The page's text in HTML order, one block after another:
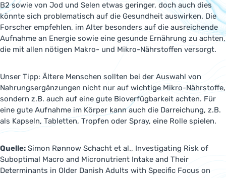
B2 sowie von Jod und Selen etwas geringer, doch auch dies
könnte sich problematisch auf die Gesundheit auswirken. Die
Forscher empfehlen, im Alter besonders auf die ausreichende
Aufnahme an Energie sowie eine gesunde Ernährung zu achten,
die mit allen nötigen Makro- und Mikro-Nährstoffen versorgt.
Unser Tipp: Ältere Menschen sollten bei der Auswahl von
Nahrungsergänzungen nicht nur auf wichtige Mikro-Nährstoffe,
sondern z.B. auch auf eine gute Bioverfügbarkeit achten. Für
eine gute Aufnahme im Körper kann auch die Darreichung, z.B.
als Kapseln, Tabletten, Tropfen oder Spray, eine Rolle spielen.
Quelle: Simon Rønnow Schacht et al., Investigating Risk of
Suboptimal Macro and Micronutrient Intake and Their
Determinants in Older Danish Adults with Specific Focus on